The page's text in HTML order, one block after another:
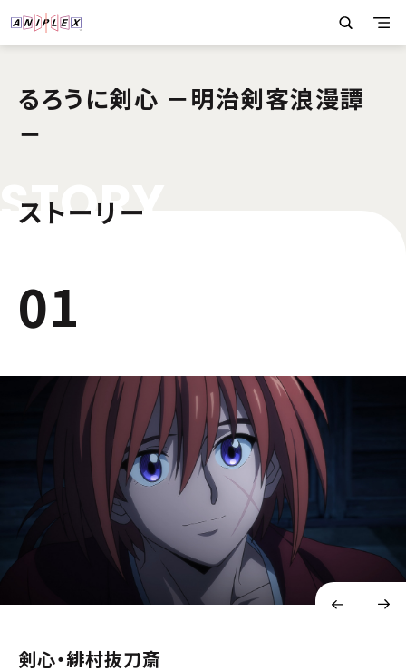
るろうに剣心 －明治剣客浪漫譚
－
STORY
ストーリー
01
剣心・緋村抜刀斎